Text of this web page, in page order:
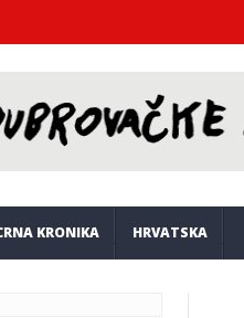
Kneževog dvora nastupa
KRONIKA HRVATSKA